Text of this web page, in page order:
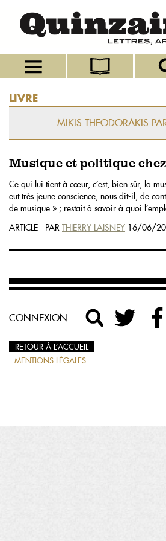
LIVRE
MIKIS THEODORAKIS
Musique et politique
Ce qui lui tient à cœur, c’est, bien sûr, la
eut très jeune conscience, nous dit-il, de
de musique » ; restait à savoir à quoi
ARTICLE - PAR THIERRY LAISNEY 16/06/
CONNEXION
RETOUR À L’ACCUEIL
MENTIONS LÉGALES